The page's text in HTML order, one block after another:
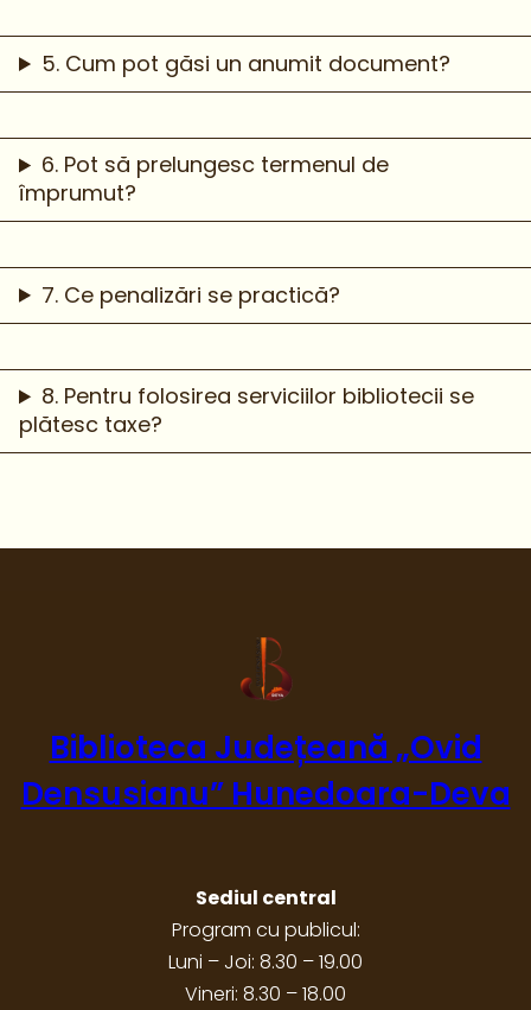
5. Cum pot găsi un anumit document?
6. Pot să prelungesc termenul de
împrumut?
7. Ce penalizări se practică?
8. Pentru folosirea serviciilor bibliotecii se
plătesc taxe?
Biblioteca Județeană „Ovid
Densusianu” Hunedoara-Deva
Sediul central
Program cu publicul:
Luni – Joi: 8.30 – 19.00
Vineri: 8.30 – 18.00